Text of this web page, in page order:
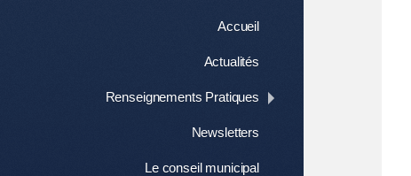
Accueil
Actualités
Renseignements Pratiques
Newsletters
Le conseil municipal